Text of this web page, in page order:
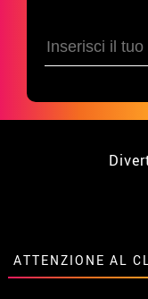
ATTENZIONE AL